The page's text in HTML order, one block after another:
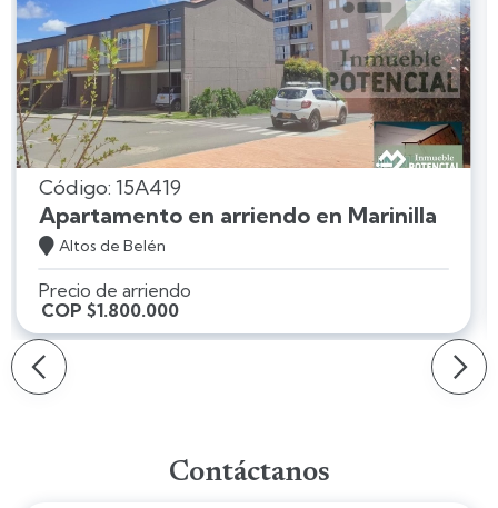
Código: 15A419
Apartamento en arriendo en Marinilla
 Altos de Belén
Precio de arriendo
COP $1.800.000
Slide 2 of 3.
Slide 2 of 3.
Contáctanos